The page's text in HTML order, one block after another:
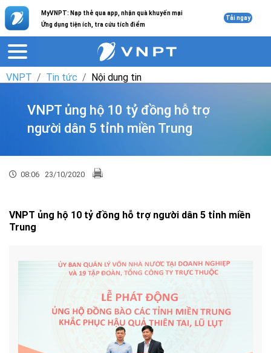
MyVNPT: Nạp thẻ qua app, nhận quà khuyến mại
Ứng dụng tiện ích, tra cứu tích điểm
Tải ngay
VNPT Tin tức Nội dung tin
VNPT ủng hộ 10 tỷ đồng hỗ trợ
người dân 5 tỉnh miền Trung
08:06 23/10/2020
VNPT ủng hộ 10 tỷ đồng hỗ trợ người dân 5 tỉnh miền
Trung